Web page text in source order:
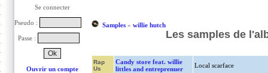
Se connecter
Pseudo :
Passe :
Ouvrir un compte
Samples» willie hutch
Les samples de
Rap
Us
Candy store feat. willie
littles and entreprenuer
Local scarface